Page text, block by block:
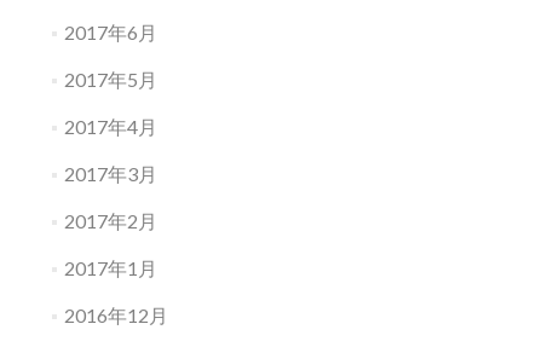
2017年6月
2017年5月
2017年4月
2017年3月
2017年2月
2017年1月
2016年12月